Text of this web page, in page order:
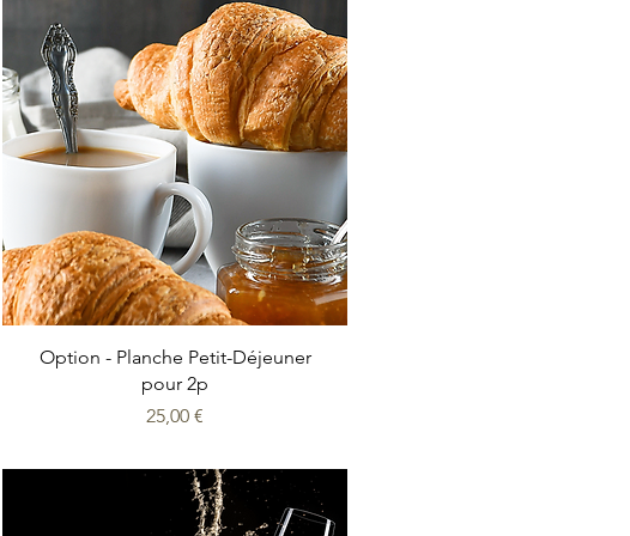
Aperçu rapide
Option - Planche Petit-Déjeuner
pour 2p
Prix
25,00 €